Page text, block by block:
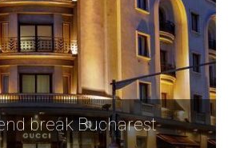
break Bucharest